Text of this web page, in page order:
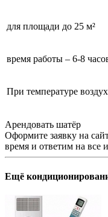
для площади до 25 м²
время работы – 6-8
При температуре
Арендовать шатёр
Оформите заявку на
время и ответим на все
Ещё